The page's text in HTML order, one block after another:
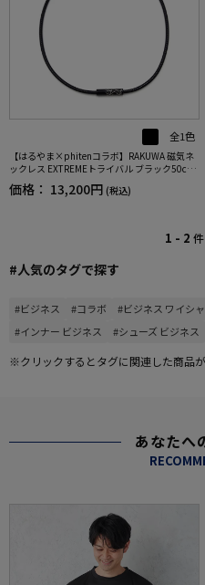
全1色
【はるやま×phitenコラボ】RAKUWA 磁気ネ
ックレス EXTREMEトライバル ブラック50cm
【こり・血行改善】
価格： 13,200円 (税込)
1 - 2
#人気のタグで探す
#ビジネス #コラボ #ビジネス ワイシ
#インナー ビジネス
#シューズ ビジネス
※クリックするとタグに関連した商品が
あなたへ